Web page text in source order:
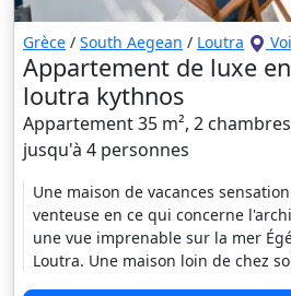
Grèce / South Aegean / Loutra
Appartement de luxe
loutra kythnos
Appartement 35 m², 2
jusqu'à 4 personnes
Une maison de vacances
venteuse en ce qui concerne
une vue imprenable sur la mer
Loutra. Une maison loin de chez